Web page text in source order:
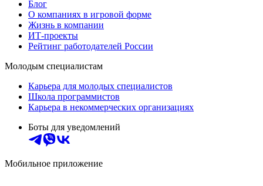
Блог
О компаниях в игровой форме
Жизнь в компании
ИТ-проекты
Рейтинг работодателей России
Молодым специалистам
Карьера для молодых специалистов
Школа программистов
Карьера в некоммерческих организациях
Боты для уведомлений
Мобильное приложение